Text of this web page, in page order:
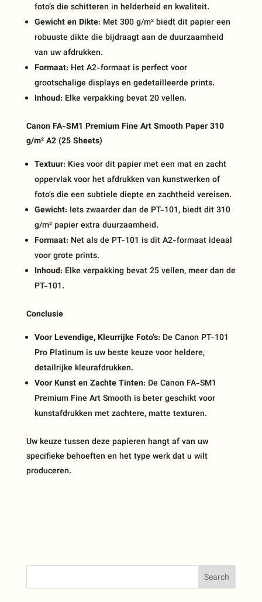
foto’s die schitteren in helderheid en kwaliteit.
Gewicht en Dikte: Met 300 g/m² biedt dit papier een
robuuste dikte die bijdraagt aan de duurzaamheid
van uw afdrukken.
Formaat: Het A2-formaat is perfect voor
grootschalige displays en gedetailleerde prints.
Inhoud: Elke verpakking bevat 20 vellen.
Canon FA-SM1 Premium Fine Art Smooth Paper 310
g/m² A2 (25 Sheets)
Textuur: Kies voor dit papier met een mat en zacht
oppervlak voor het afdrukken van kunstwerken of
foto’s die een subtiele diepte en zachtheid vereisen.
Gewicht: Iets zwaarder dan de PT-101, biedt dit 310
g/m² papier extra duurzaamheid.
Formaat: Net als de PT-101 is dit A2-formaat ideaal
voor grote prints.
Inhoud: Elke verpakking bevat 25 vellen, meer dan de
PT-101.
Conclusie
Voor Levendige, Kleurrijke Foto’s: De Canon PT-101
Pro Platinum is uw beste keuze voor heldere,
detailrijke kleurafdrukken.
Voor Kunst en Zachte Tinten: De Canon FA-SM1
Premium Fine Art Smooth is beter geschikt voor
kunstafdrukken met zachtere, matte texturen.
Uw keuze tussen deze papieren hangt af van uw
specifieke behoeften en het type werk dat u wilt
produceren.
Search